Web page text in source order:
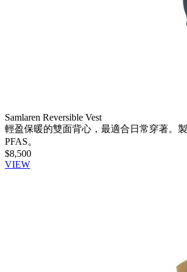
Samlaren Reversible Vest
輕盈保暖的雙面背心，最適合日常穿著。
PFAS。
$8,500
VIEW